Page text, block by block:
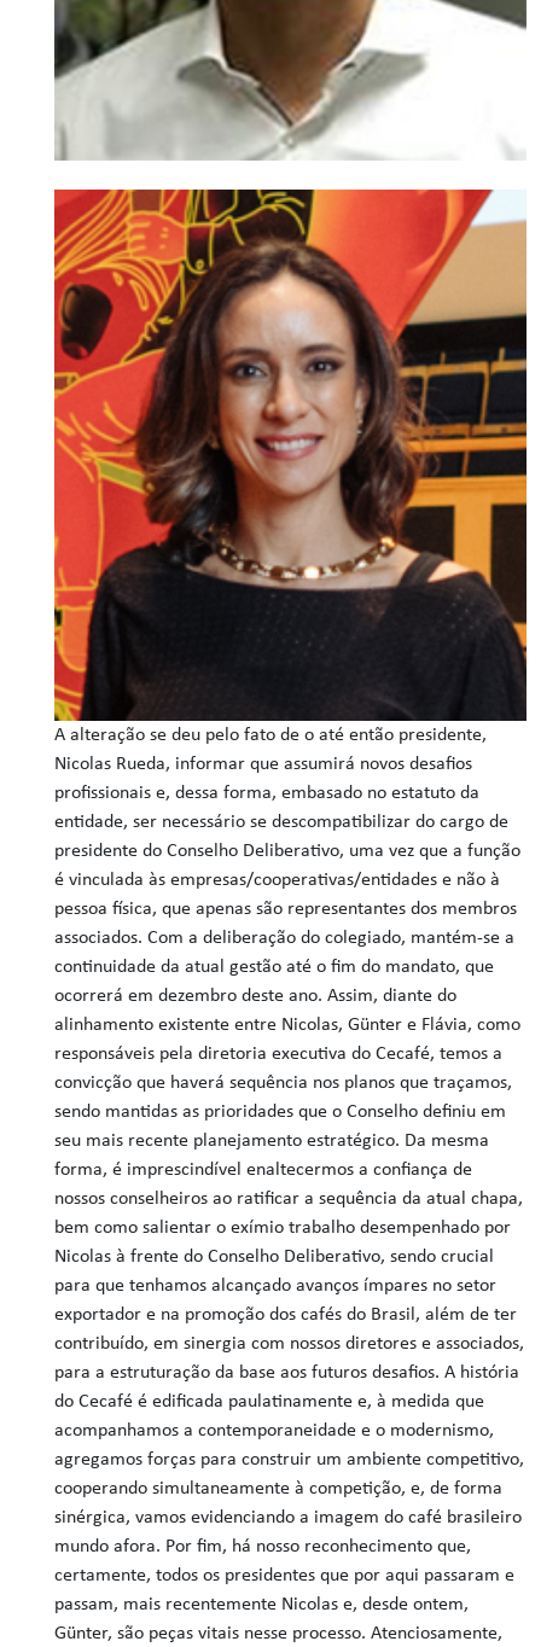
A alteração se deu pelo fato de o até então presidente,
Nicolas Rueda, informar que assumirá novos desafios
profissionais e, dessa forma, embasado no estatuto da
entidade, ser necessário se descompatibilizar do cargo de
presidente do Conselho Deliberativo, uma vez que a função
é vinculada às empresas/cooperativas/entidades e não à
pessoa física, que apenas são representantes dos membros
associados. Com a deliberação do colegiado, mantém-se a
continuidade da atual gestão até o fim do mandato, que
ocorrerá em dezembro deste ano. Assim, diante do
alinhamento existente entre Nicolas, Günter e Flávia, como
responsáveis pela diretoria executiva do Cecafé, temos a
convicção que haverá sequência nos planos que traçamos,
sendo mantidas as prioridades que o Conselho definiu em
seu mais recente planejamento estratégico. Da mesma
forma, é imprescindível enaltecermos a confiança de
nossos conselheiros ao ratificar a sequência da atual chapa,
bem como salientar o exímio trabalho desempenhado por
Nicolas à frente do Conselho Deliberativo, sendo crucial
para que tenhamos alcançado avanços ímpares no setor
exportador e na promoção dos cafés do Brasil, além de ter
contribuído, em sinergia com nossos diretores e associados,
para a estruturação da base aos futuros desafios. A história
do Cecafé é edificada paulatinamente e, à medida que
acompanhamos a contemporaneidade e o modernismo,
agregamos forças para construir um ambiente competitivo,
cooperando simultaneamente à competição, e, de forma
sinérgica, vamos evidenciando a imagem do café brasileiro
mundo afora. Por fim, há nosso reconhecimento que,
certamente, todos os presidentes que por aqui passaram e
passam, mais recentemente Nicolas e, desde ontem,
Günter, são peças vitais nesse processo. Atenciosamente,